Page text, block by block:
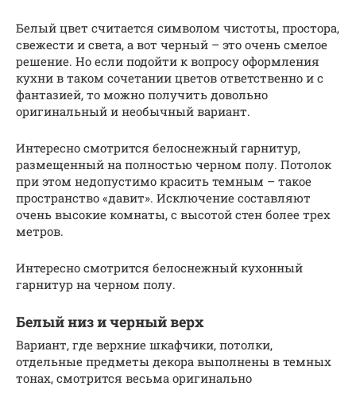
Белый цвет считается символом чистоты, простора,
свежести и света, а вот черный – это очень смелое
решение. Но если подойти к вопросу оформления
кухни в таком сочетании цветов ответственно и с
фантазией, то можно получить довольно
оригинальный и необычный вариант.
Интересно смотрится белоснежный гарнитур,
размещенный на полностью черном полу. Потолок
при этом недопустимо красить темным – такое
пространство «давит». Исключение составляют
очень высокие комнаты, с высотой стен более трех
метров.
Интересно смотрится белоснежный кухонный
гарнитур на черном полу.
Белый низ и черный верх
Вариант, где верхние шкафчики, потолки,
отдельные предметы декора выполнены в темных
тонах, смотрится весьма оригинально